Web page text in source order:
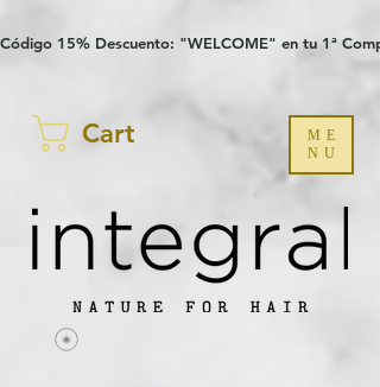
Código 15% Descuento: "WELCOME" en tu 1ª
Cart
ME
NU